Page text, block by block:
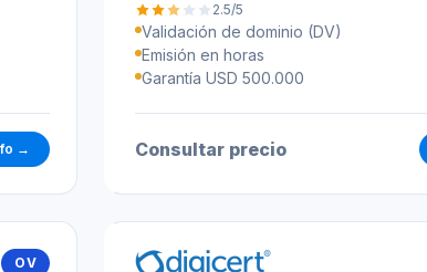
→
OV
2.5/5
Validación de dominio (DV)
Emisión en horas
Garantía USD 500.000
Consultar precio